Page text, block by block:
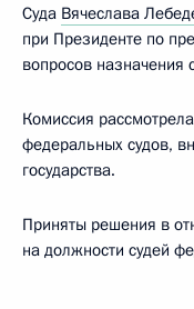
Суда Вячеслава
при Президенте по
вопросов назначения
Комиссия
федеральных судов,
государства.
Приняты решения в
на должности судей